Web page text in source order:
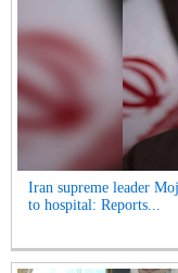
Iran supreme leader
to hospital: Reports...